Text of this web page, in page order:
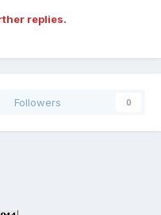
replies.
Followers 0